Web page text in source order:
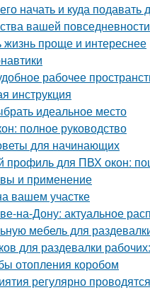
начать и куда подавать
вашей повседневности
жизнь проще и интереснее
рабочее
инструкция
идеальное место
полное руководство
для начинающих
профиль для ПВХ окон:
и применение
вашем участке
на-Дону: актуальное
мебель для
для раздевалки
отопления коробом
регулярно